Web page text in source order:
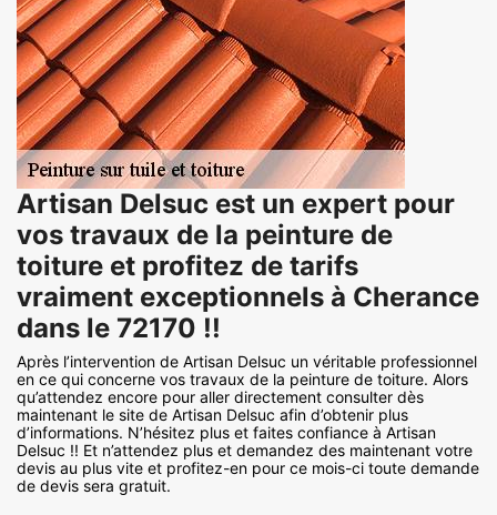
Artisan Delsuc est un expert pour
vos travaux de la peinture de
toiture et profitez de tarifs
vraiment exceptionnels à Cherance
dans le 72170 !!
Après l’intervention de Artisan Delsuc un véritable professionnel
en ce qui concerne vos travaux de la peinture de toiture. Alors
qu’attendez encore pour aller directement consulter dès
maintenant le site de Artisan Delsuc afin d’obtenir plus
d’informations. N’hésitez plus et faites confiance à Artisan
Delsuc !! Et n’attendez plus et demandez des maintenant votre
devis au plus vite et profitez-en pour ce mois-ci toute demande
de devis sera gratuit.